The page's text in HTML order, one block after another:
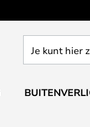
kunt
zoeken